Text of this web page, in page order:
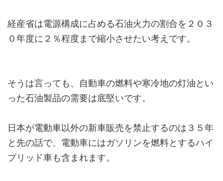
経産省は電源構成に占める石油火力の割合を２０３
０年度に２％程度まで縮小させたい考えです。
そうは言っても、自動車の燃料や寒冷地の灯油とい
った石油製品の需要は底堅いです。
日本が電動車以外の新車販売を禁止するのは３５年
と先の話で、電動車にはガソリンを燃料とするハイ
ブリッド車も含まれます。